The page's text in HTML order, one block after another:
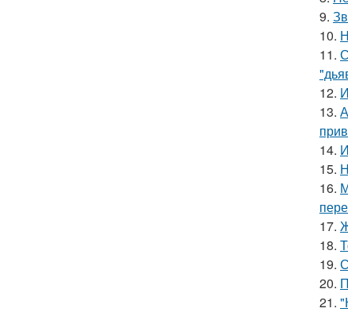
9.
10.
11.
12.
13.
14.
15.
16.
17.
18.
19.
20.
21.